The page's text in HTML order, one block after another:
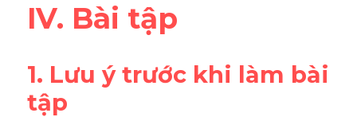
IV. Bài tập
1. Lưu ý trước khi làm bài
tập